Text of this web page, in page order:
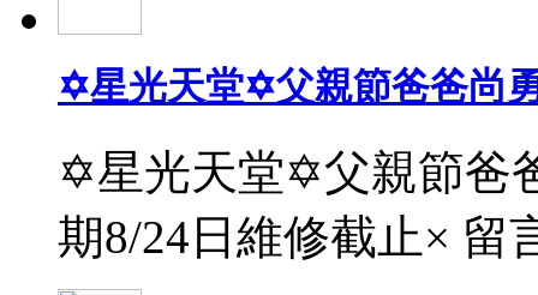
✡星光天堂✡父親節爸爸尚
✡星光天堂✡父親節爸
期8/24日維修截止× 留